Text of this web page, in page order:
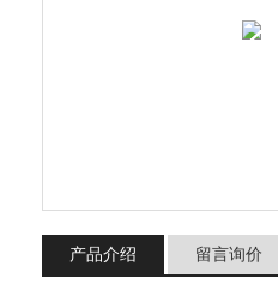
产品介绍 留言询价